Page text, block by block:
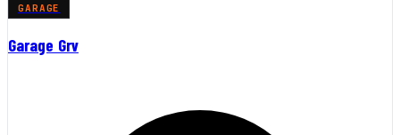
GARAGE
Garage Grv